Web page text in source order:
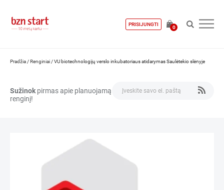
PRISIJUNGTI
0
Pradžia /Renginiai /VU biotechnologijų verslo inkubatoriaus atidarymas Saulėtekio slėnyje
Sužinok pirmas apie planuojamą
renginį!